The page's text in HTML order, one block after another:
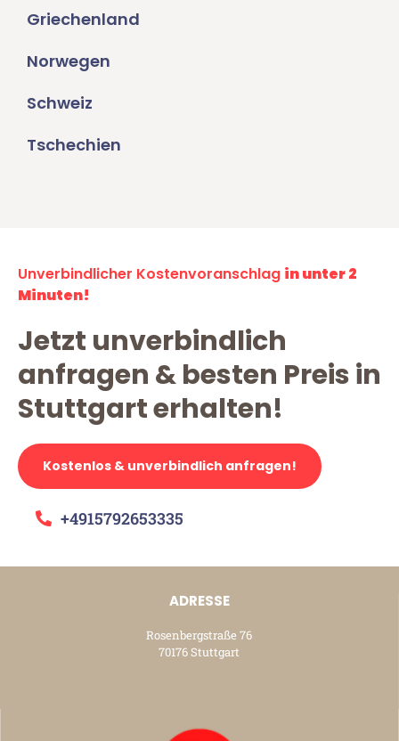
Griechenland
Norwegen
Schweiz
Tschechien
Unverbindlicher Kostenvoranschlag in unter 2
Minuten!
Jetzt unverbindlich
anfragen & besten Preis in
Stuttgart erhalten!
Kostenlos & unverbindlich anfragen!
+4915792653335
ADRESSE
Rosenbergstraße 76
70176 Stuttgart